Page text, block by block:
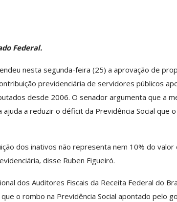
Federal.
nesta segunda-feira (25) a aprovação de
previdenciária de servidores públicos
desde 2006. O senador argumenta que a
a reduzir o déficit da Previdência Social que
dos inativos não representa nem 10% do valor
disse Ruben Figueiró.
dos Auditores Fiscais da Receita Federal do
o rombo na Previdência Social apontado pelo
ASSECOR
Escolas De
Presidente Da
Participa De Debate
Unificação Das